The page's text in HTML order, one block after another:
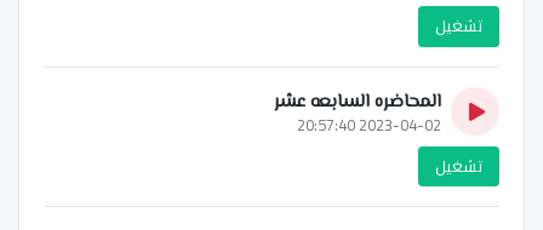
تشغيل
المحاضره السابعه عشر
2023-04-02 20:57:40
تشغيل